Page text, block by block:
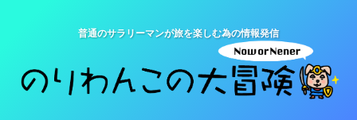
普通のサラリーマンが旅を楽しむ為の情報発信